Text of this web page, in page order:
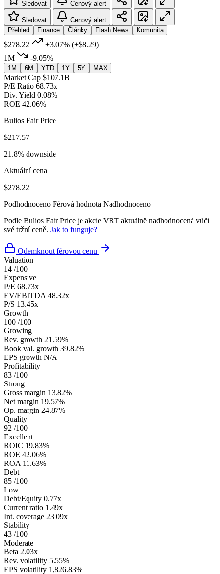
Sledovat Cenový alert
Sledovat
Cenový alert
Přehled
Finance Články Flash News Komunita
$278.22 +3.07% (+$8.29)
1M
-9.05%
1M 6M YTD 1Y 5Y MAX
Market Cap $107.1B
P/E Ratio 68.73x
Div. Yield 0.08%
ROE 42.06%
Bulios Fair Price
$217.57
21.8% downside
Aktuální cena
$278.22
Podhodnoceno Férová hodnota Nadhodnoceno
Podle Bulios Fair Price je akcie VRT aktuálně nadhodnocená vůči
své tržní ceně. Jak to funguje?
Odemknout férovou cenu
Valuation
14 /100
Expensive
P/E 68.73x
EV/EBITDA 48.32x
P/S 13.45x
Growth
100 /100
Growing
Rev. growth 21.59%
Book val. growth 39.82%
EPS growth N/A
Profitability
83 /100
Strong
Gross margin 13.82%
Net margin 19.57%
Op. margin 24.87%
Quality
92 /100
Excellent
ROIC 19.83%
ROE 42.06%
ROA 11.63%
Debt
85 /100
Low
Debt/Equity 0.77x
Current ratio 1.49x
Int. coverage 23.09x
Stability
43 /100
Moderate
Beta 2.03x
Rev. volatility 5.55%
EPS volatility 1,826.83%